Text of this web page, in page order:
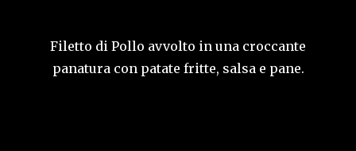
Filetto di Pollo avvolto in una croccante
panatura con patate fritte, salsa e pane.